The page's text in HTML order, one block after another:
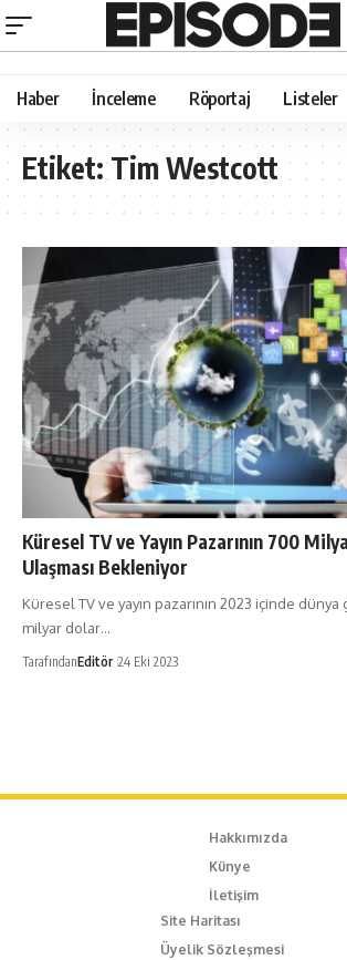
Haber İnceleme Röportaj Listeler
Etiket:Tim Westcott
Küresel TV ve Yayın Pazarının 700
Ulaşması Bekleniyor
Küresel TV ve yayın pazarının 2023 içinde
milyar dolar…
TarafındanEditör 24 Eki 2023
Hakkımızda
Künye
İletişim
Site Haritası
Üyelik Sözleşmesi